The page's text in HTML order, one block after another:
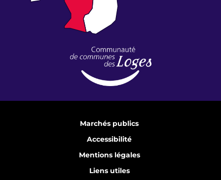
Marchés publics
Accessibilité
Mentions légales
Liens utiles